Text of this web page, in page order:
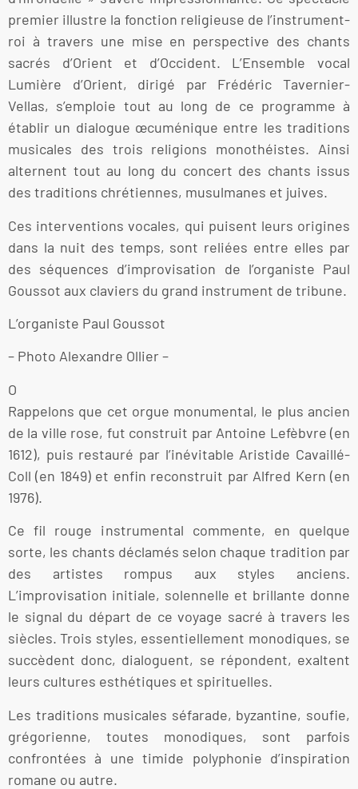
premier illustre la fonction religieuse de l’instrument-
roi à travers une mise en perspective des chants
sacrés d’Orient et d’Occident. L’Ensemble vocal
Lumière d’Orient, dirigé par Frédéric Tavernier-
Vellas, s’emploie tout au long de ce programme à
établir un dialogue œcuménique entre les traditions
musicales des trois religions monothéistes. Ainsi
alternent tout au long du concert des chants issus
des traditions chrétiennes, musulmanes et juives.
Ces interventions vocales, qui puisent leurs origines
dans la nuit des temps, sont reliées entre elles par
des séquences d’improvisation de l’organiste Paul
Goussot aux claviers du grand instrument de tribune.
L’organiste Paul Goussot
– Photo Alexandre Ollier –
O
Rappelons que cet orgue monumental, le plus ancien
de la ville rose, fut construit par Antoine Lefèbvre (en
1612), puis restauré par l’inévitable Aristide Cavaillé-
Coll (en 1849) et enfin reconstruit par Alfred Kern (en
1976).
Ce fil rouge instrumental commente, en quelque
sorte, les chants déclamés selon chaque tradition par
des artistes rompus aux styles anciens.
L’improvisation initiale, solennelle et brillante donne
le signal du départ de ce voyage sacré à travers les
siècles. Trois styles, essentiellement monodiques, se
succèdent donc, dialoguent, se répondent, exaltent
leurs cultures esthétiques et spirituelles.
Les traditions musicales séfarade, byzantine, soufie,
grégorienne, toutes monodiques, sont parfois
confrontées à une timide polyphonie d’inspiration
romane ou autre.